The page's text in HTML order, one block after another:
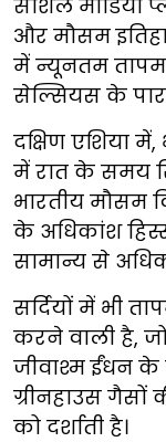
सोशल मीडिया
और मौसम
में न्यूनतम
सेल्सियस के पार
दक्षिण एशिया
में रात के समय
भारतीय मौसम
के अधिकांश
सामान्य से
सर्दियों में भी
करने वाली है,
जीवाश्म ईंधन के
ग्रीनहाउस गैसों
को दर्शाती है।